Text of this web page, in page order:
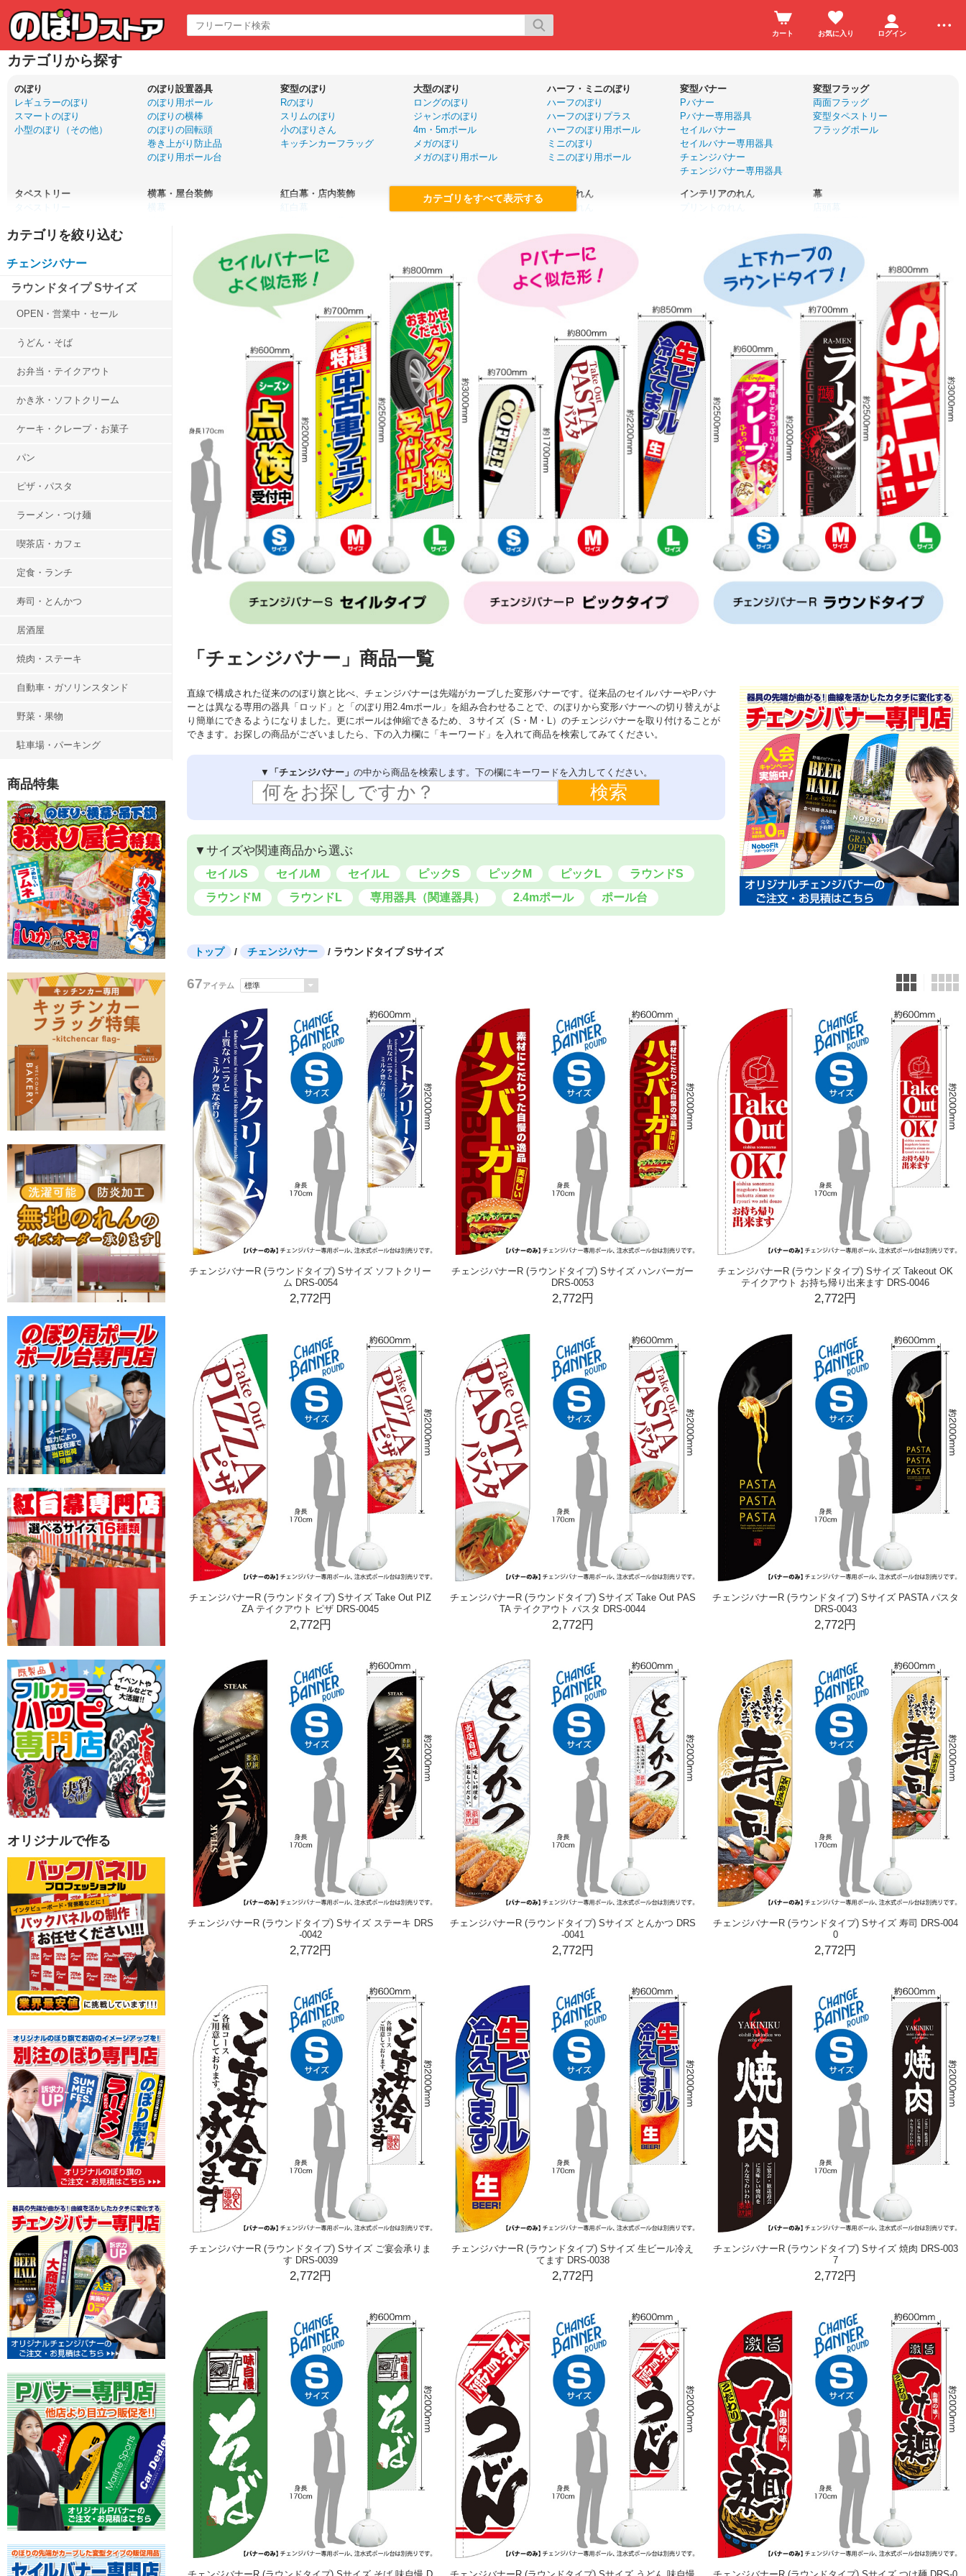
カート お気に入り ログイン
カテゴリから探す
のぼり
レギュラーのぼり
スマートのぼり
小型のぼり（その他）
のぼり設置器具
のぼり用ポール
のぼりの横棒
のぼりの回転頭
巻き上がり防止品
のぼり用ポール台
変型のぼり
Rのぼり
スリムのぼり
小のぼりさん
キッチンカーフラッグ
大型のぼり
ロングのぼり
ジャンボのぼり
4m・5mポール
メガのぼり
メガのぼり用ポール
ハーフ・ミニのぼり
ハーフのぼり
ハーフのぼりプラス
ハーフのぼり用ポール
ミニのぼり
ミニのぼり用ポール
変型バナー
Pバナー
Pバナー専用器具
セイルバナー
セイルバナー専用器具
チェンジバナー
チェンジバナー専用器具
変型フラッグ
両面フラッグ
変型タペストリー
フラッグポール
タペストリー
タペストリー
口上書きタペストリー
横幕・屋台装飾
横幕
紅白幕・店内装飾
紅白幕
布ポスター
名入れ応援旗
店舗のれん
五巾のれん
変型のれん
カウンターのれん
カウンター横幕
インテリアのれん
サイズオーダーのれん
カフェカーテン
のれん棒
幕
店頭幕
懸垂幕
垂れ幕
横断幕
名入れ応援幕
木製サイン
エア看板 3m
パネルPOP
メニューブック
黒板・ボード
ボード・イーゼル
デコレーションパネル
ウィンドウシール
展示会用品
展示会用品
テーブルカバー
イスカバー
飛沫感染防止対策用品
ユニフォーム
ハッピ
メッセージTシャツ
フルカラーTシャツ
ポロシャツ
タスキ
前掛け・エプロン
帆前掛け
エプロン
ループ付スカーフ
バンダナ
タオル
チェンジバナー
ラウンドタイプ Sサイズ
OPEN・営業中・セール
うどん・そば
お弁当・テイクアウト
かき氷・ソフトクリーム
ケーキ・クレープ・お菓子
パン
ピザ・パスタ
ラーメン・つけ麺
喫茶店・カフェ
定食・ランチ
寿司・とんかつ
居酒屋
焼肉・ステーキ
自動車・ガソリンスタンド
野菜・果物
駐車場・パーキング
商品特集
オリジナルで作る
「チェンジバナー」商品一覧
直線で構成された従来ののぼり旗と比べ、チェンジバナーは先端がカーブした変形バナーです。従来品のセイルバナーやPバナ
ーとは異なる専用の器具「ロッド」と「のぼり用2.4mポール」を組み合わせることで、のぼりから変形バナーへの切り替えがよ
り簡単にできるようになりました。更にポールは伸縮できるため、３サイズ（S・M・L）のチェンジバナーを取り付けることが
できます。お探しの商品がございましたら、下の入力欄に「キーワード」を入れて商品を検索してみてください。
▼ 「チェンジバナー」 の中から商品を検索します。下の欄にキーワードを入力してください。
▼サイズや関連商品から選ぶ
セイルS セイルM セイルL ピックS ピックM ピックL
ラウンドS
ラウンドM
ラウンドL 専用器具（関連器具） 2.4mポール ポール台
トップ / チェンジバナー / ラウンドタイプ Sサイズ
67アイテム
チェンジバナーR (ラウンドタイプ) Sサイズ ソフトクリー
ム DRS-0054
2,772円
チェンジバナーR (ラウンドタイプ) Sサイズ ハンバーガー
DRS-0053
2,772円
チェンジバナーR (ラウンドタイプ) Sサイズ Takeout OK
テイクアウト お持ち帰り出来ます DRS-0046
2,772円
チェンジバナーR (ラウンドタイプ) Sサイズ Take Out PIZ
ZA テイクアウト ピザ DRS-0045
2,772円
チェンジバナーR (ラウンドタイプ) Sサイズ Take Out PAS
TA テイクアウト パスタ DRS-0044
2,772円
チェンジバナーR (ラウンドタイプ) Sサイズ PASTA パスタ
DRS-0043
2,772円
チェンジバナーR (ラウンドタイプ) Sサイズ ステーキ DRS
-0042
2,772円
チェンジバナーR (ラウンドタイプ) Sサイズ とんかつ DRS
-0041
2,772円
チェンジバナーR (ラウンドタイプ) Sサイズ 寿司 DRS-004
0
2,772円
チェンジバナーR (ラウンドタイプ) Sサイズ ご宴会承りま
す DRS-0039
2,772円
チェンジバナーR (ラウンドタイプ) Sサイズ 生ビール冷え
てます DRS-0038
2,772円
チェンジバナーR (ラウンドタイプ) Sサイズ 焼肉 DRS-003
7
2,772円